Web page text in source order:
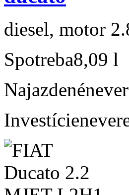
diesel, motor
Spotreba8,09 l
Najazdené
Investície